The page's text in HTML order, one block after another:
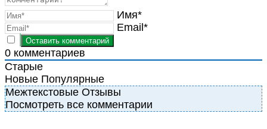
Имя*
Email*
0 комментариев
Старые
Новые Популярные
Межтекстовые Отзывы
Посмотреть все комментарии